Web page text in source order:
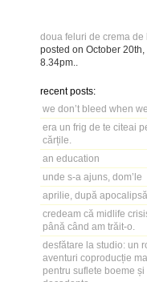
doua feluri de crema de
posted on October 20th,
8.34pm
recent posts:
we don’t bleed when
era un frig de te citeai
cărțile.
an education
unde s-a ajuns, dom’le
aprilie, după apocalipsă
credeam că midlife
până când am trăit-o.
desfătare la studio: un
aventuri coproducție
pentru suflete boeme și